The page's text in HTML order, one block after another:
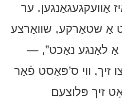
אַוועקגעגאַנגען. ער
אַ שטאַרקע, שוואַרצע
אַ לאַנגע נאַכט”, —
זיך, ווי ס’פּאַסט פֿאַר
זיך פּלוצעם